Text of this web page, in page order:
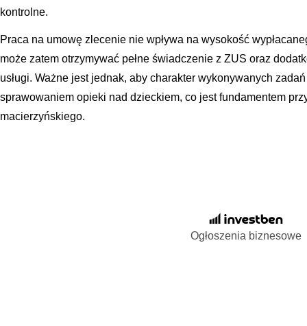
kontrolne.
Praca na umowę zlecenie nie wpływa na wysokość
może zatem otrzymywać pełne świadczenie z ZUS oraz
usługi. Ważne jest jednak, aby charakter wykonywanych
sprawowaniem opieki nad dzieckiem, co jest fundamentem
macierzyńskiego.
Ogłoszenia biznesowe